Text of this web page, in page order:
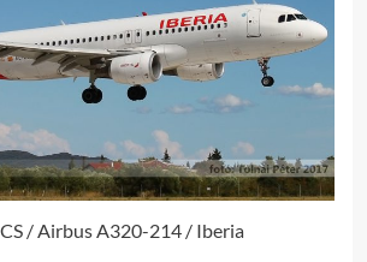
/ Airbus A320-214 / Iberia